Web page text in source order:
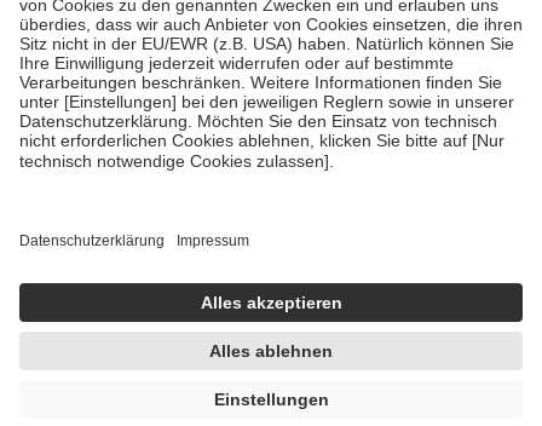
• Kindern und Jugendlichen bis zum vollendeten 18. Lebensjahr
mit Ausnahme der Fahrkosten
• Untersuchungen zur Vorsorge und Früherkennung, die von der
GKV getragen werden
• empfohlenen Schutzimpfungen
• Harn- und Blutteststreifen
getroffen, um sicherzustellen, dass es sich um echte Bewertungen
https://help.etrusted.com/hc/de/articles/4419944605341
Einige Bilder und Inhalte wurden unter Zuhilfenahme künstlicher